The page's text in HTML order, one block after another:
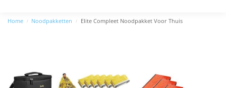
Home / Noodpakketten / Elite Compleet Noodpakket Voor Thuis